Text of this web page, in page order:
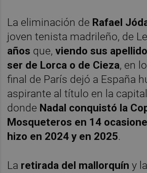
La eliminación de Rafael
joven tenista madrileño, de
años que,viendo sus
ser de Lorca o de Cieza, en
final de París dejó a España
aspirante al título en la
donde Nadal conquistó la
Mosqueteros en 14
hizo en 2024 y en 2025.
La retirada del mallorquín y la